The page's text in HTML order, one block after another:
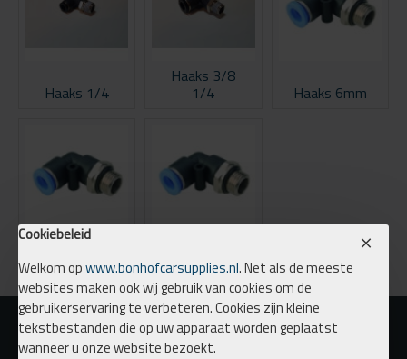
Cookiebeleid
Welkom opwww.bonhofcarsupplies.nl. Net als de meeste
websites maken ook wij gebruik van cookies om de
gebruikerservaring te verbeteren. Cookies zijn kleine
tekstbestanden die op uw apparaat worden geplaatst
wanneer u onze website bezoekt.
Haaks 1/4
Haaks 3/8
1/4 Haaks 6mm
Haaks 8mm